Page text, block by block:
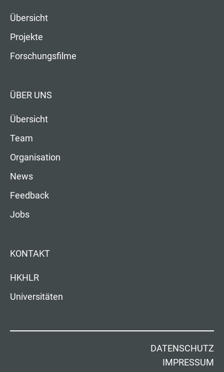
Übersicht
Projekte
Forschungsfilme
ÜBER UNS
Übersicht
Team
Organisation
News
Feedback
Jobs
KONTAKT
HKHLR
Universitäten
DATENSCHUTZ
IMPRESSUM